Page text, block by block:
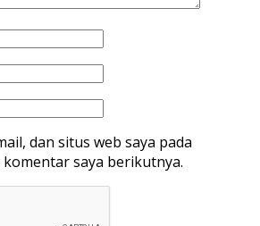
dan situs web saya pada
saya berikutnya.